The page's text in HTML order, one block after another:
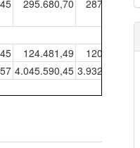
295.680,70 287.403,48
124.481,49 120.996,78
4.045.590,45 3.932.339,08